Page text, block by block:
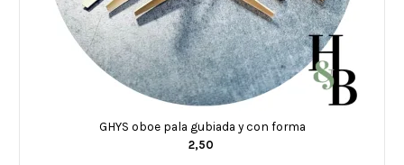
GHYS oboe pala gubiada y con forma
2,50